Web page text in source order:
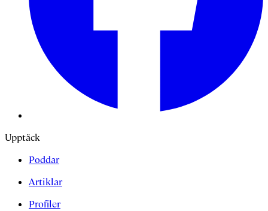
Upptäck
Poddar
Artiklar
Profiler